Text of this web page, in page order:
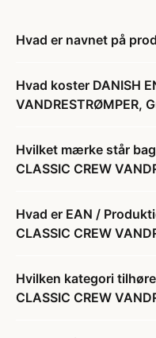
Hvad er navnet på
Hvad koster DANISH
VANDRESTRØMPER,
Hvilket mærke står bag
CLASSIC CREW
Hvad er EAN /
CLASSIC CREW
Hvilken kategori
CLASSIC CREW